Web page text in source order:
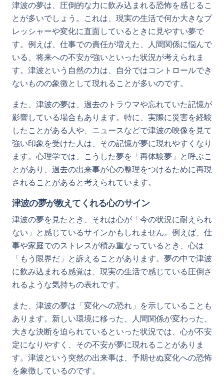
津波の夢は、圧倒的な力に飲み込まれる恐怖を感じるこ
とが多いでしょう。これは、現実の生活で何か大きなプ
レッシャーや変化に直面しているときに見やすい夢で
す。例えば、仕事での責任が増えた、人間関係に悩んで
いる、将来への不安が強いといった状況が考えられま
す。津波という自然の力は、自分ではコントロールでき
ないものの象徴として現れることが多いのです。
また、津波の夢は、過去のトラウマや忘れていた記憶が
影響している場合もあります。特に、実際に災害を経験
したことがある人や、ニュースなどで津波の映像を見て
強い印象を受けた人は、その記憶が夢に現れやすくなり
ます。心理学では、こうした夢を「再体験夢」と呼ぶこ
とがあり、過去の出来事が心の整理をつけるために再現
されることがあると考えられています。
津波の夢が教えてくれる心のサイン
津波の夢を見たとき、それは心が「今の状況に耐えられ
ない」と感じているサインかもしれません。例えば、仕
事や家庭でのストレスが積み重なっているとき、心は
「もう限界だ」と訴えることがあります。夢の中で津波
に飲み込まれる感覚は、現実の生活で感じている圧倒さ
れるような気持ちの表れです。
また、津波の夢は「変化への恐れ」を示していることも
あります。新しい環境に移った、人間関係が変わった、
大きな決断を迫られているといった状況では、心が不安
定になりやすく、その不安が夢に現れることがありま
す。津波という突然の出来事は、予期せぬ変化への恐怖
を象徴しているのです。